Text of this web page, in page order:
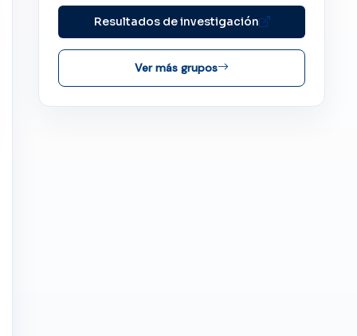
Resultados de investigación
Ver más grupos